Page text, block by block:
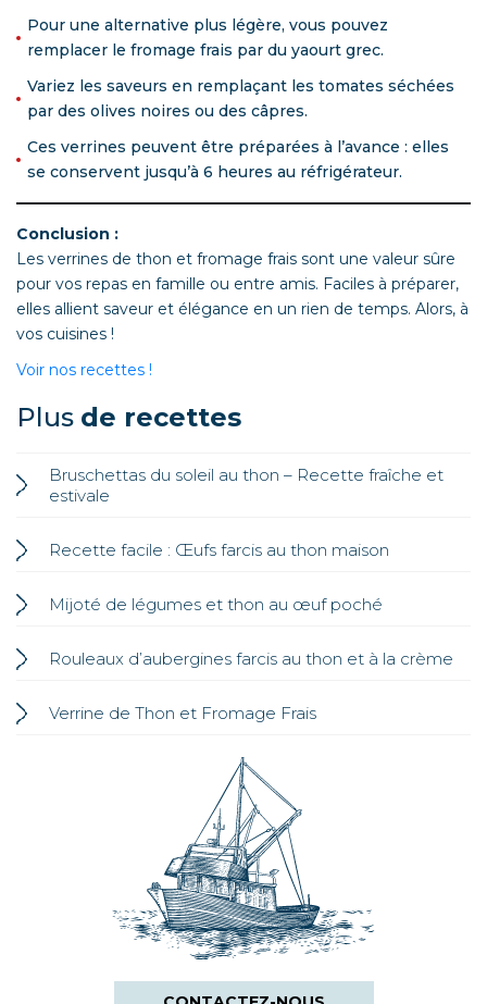
Pour une alternative plus légère, vous pouvez
remplacer le fromage frais par du yaourt grec.
Variez les saveurs en remplaçant les tomates séchées
par des olives noires ou des câpres.
Ces verrines peuvent être préparées à l’avance : elles
se conservent jusqu’à 6 heures au réfrigérateur.
Conclusion :
Les verrines de thon et fromage frais sont une valeur sûre
pour vos repas en famille ou entre amis. Faciles à préparer,
elles allient saveur et élégance en un rien de temps. Alors, à
vos cuisines !
Voir nos recettes !
Plus de recettes
Bruschettas du soleil au thon – Recette fraîche et
estivale
Recette facile : Œufs farcis au thon maison
Mijoté de légumes et thon au œuf poché
Rouleaux d’aubergines farcis au thon et à la crème
Verrine de Thon et Fromage Frais